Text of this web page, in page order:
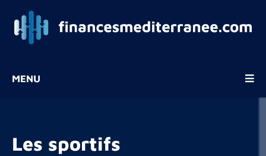
MENU
Les sportifs